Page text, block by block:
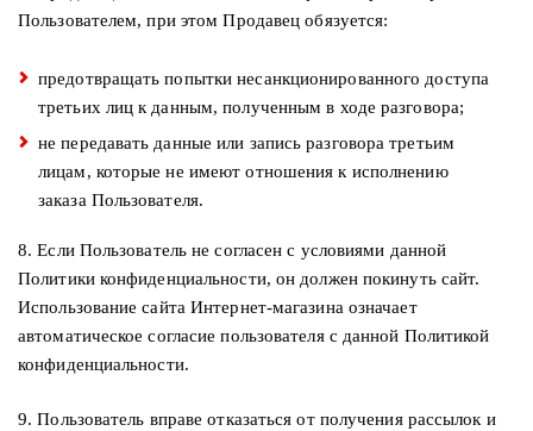
Пользователем, при этом Продавец обязуется:
предотвращать попытки несанкционированного доступа
третьих лиц к данным, полученным в ходе разговора;
не передавать данные или запись разговора третьим
лицам, которые не имеют отношения к исполнению
заказа Пользователя.
8. Если Пользователь не согласен с условиями данной
Политики конфиденциальности, он должен покинуть сайт.
Использование сайта Интернет-магазина означает
автоматическое согласие пользователя с данной Политикой
конфиденциальности.
9. Пользователь вправе отказаться от получения рассылок и